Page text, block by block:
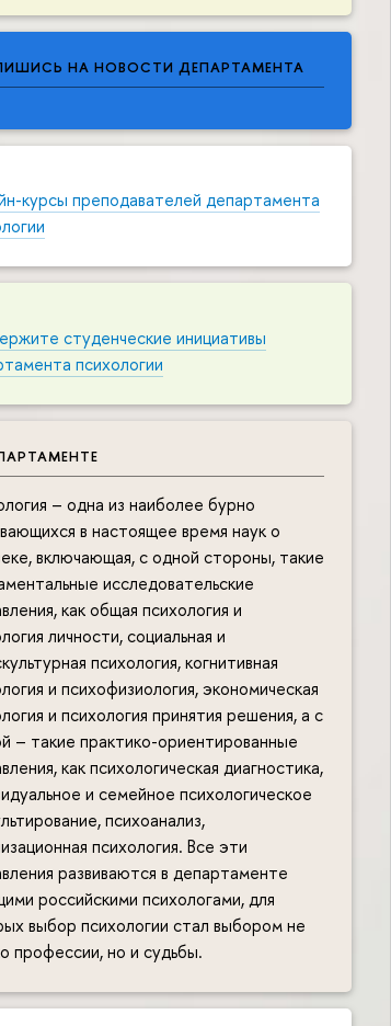
НА НОВОСТИ ДЕПАРТАМЕНТА
курсы преподавателей департамента
студенческие инициативы
психологии
– одна из наиболее бурно
в настоящее время наук о
включающая, с одной стороны, такие
исследовательские
как общая психология и
личности, социальная и
психология, когнитивная
и психофизиология, экономическая
и психология принятия решения, а с
– такие практико-ориентированные
как психологическая диагностика,
и семейное психологическое
психоанализ,
психология. Все эти
развиваются в департаменте
российскими психологами, для
выбор психологии стал выбором не
профессии, но и судьбы.